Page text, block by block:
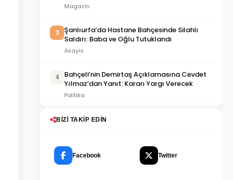
Magazin
3
Şanlıurfa’da Hastane Bahçesinde Silahlı
Saldırı: Baba ve Oğlu Tutuklandı
Asayis
4
Bahçeli’nin Demirtaş Açıklamasına Cevdet
Yılmaz’dan Yanıt: Kararı Yargı Verecek
Politika
BIZI TAKIP EDIN
Facebook Twitter